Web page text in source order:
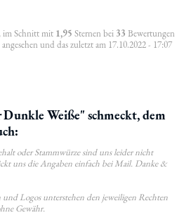
im Schnitt mit 1,95 Sternen bei 33 Bewertungen
und das zuletzt am 17.10.2022 - 17:07
Weiße" schmeckt, dem
oder Stammwürze sind uns leider nicht
uns die Angaben einfach bei Mail. Danke &
Logos unterstehen den jeweiligen Rechten
Gewähr.